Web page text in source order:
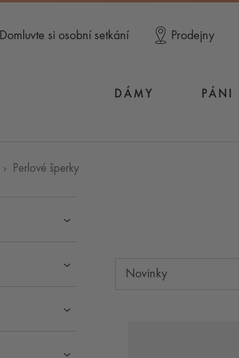
Domluvte si osobní setkání Prodejny
DÁMY PÁNI
Perlové šperky
Novinky